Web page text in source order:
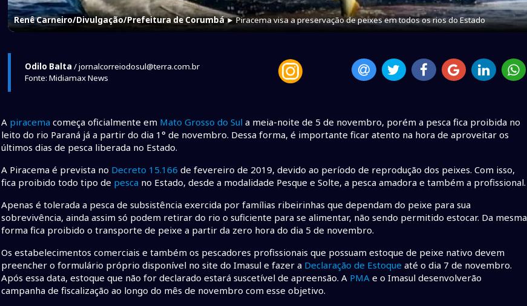
Renê Carneiro/Divulgação/Prefeitura de Corumbá► Piracema visa a preservação de peixes em todos os rios do Estado
Odilo Balta / jornalcorreiodosul@terra.com.br
Fonte: Midiamax News
A piracema começa oficialmente em Mato Grosso do Sul a meia-noite de 5 de novembro, porém a pesca fica proibida no
leito do rio Paraná já a partir do dia 1° de novembro. Dessa forma, é importante ficar atento na hora de aproveitar os
últimos dias de pesca liberada no Estado.
A Piracema é prevista no Decreto 15.166 de fevereiro de 2019, devido ao período de reprodução dos peixes. Com isso,
fica proibido todo tipo de pesca no Estado, desde a modalidade Pesque e Solte, a pesca amadora e também a profissional.
Apenas é tolerada a pesca de subsistência exercida por famílias ribeirinhas que dependam do peixe para sua
sobrevivência, ainda assim só podem retirar do rio o suficiente para se alimentar, não sendo permitido estocar. Da mesma
forma fica proibido o transporte de peixe a partir da zero hora do dia 5 de novembro.
Os estabelecimentos comerciais e também os pescadores profissionais que possuam estoque de peixe nativo devem
preencher o formulário próprio disponível no site do Imasul e fazer a Declaração de Estoque até o dia 7 de novembro.
Após essa data, estoque que não for declarado estará suscetível de apreensão. A PMA e o Imasul desenvolverão
campanha de fiscalização ao longo do mês de novembro com esse objetivo.